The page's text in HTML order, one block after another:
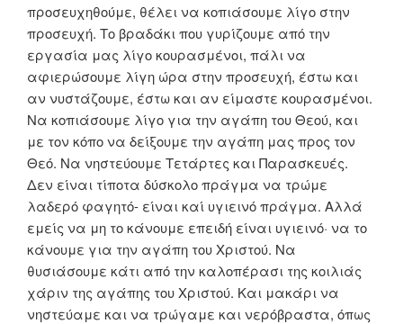
προσευχηθούμε, θέλει να κοπιάσουμε λίγο στην
προσευχή. Το βραδάκι που γυρίζουμε από την
εργασία μας λίγο κουρασμένοι, πάλι να
αφιερώσουμε λίγη ώρα στην προσευχή, έστω και
αν νυστάζουμε, έστω και αν είμαστε κουρασμένοι.
Να κοπιάσουμε λίγο για την αγάπη του Θεού, και
με τον κόπο να δείξουμε την αγάπη μας προς τον
Θεό. Να νηστεύουμε Τετάρτες και Παρασκευές.
Δεν είναι τίποτα δύσκολο πράγμα να τρώμε
λαδερό φαγητό- είναι καί υγιεινό πράγμα. Αλλά
εμείς να μη το κάνουμε επειδή είναι υγιεινό· να το
κάνουμε για την αγάπη του Χριστού. Να
θυσιάσουμε κάτι από την καλοπέρασι της κοιλιάς
χάριν της αγάπης του Χριστού. Και μακάρι να
νηστεύαμε και να τρώγαμε και νερόβραστα, όπως